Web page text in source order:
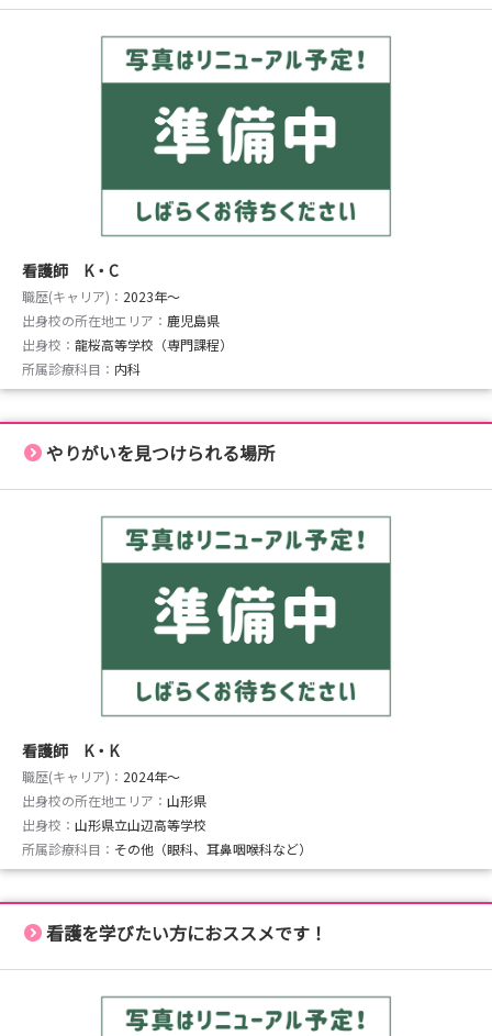
看護師 K・C
職歴(キャリア)： 2023年〜
出身校の所在地エリア： 鹿児島県
出身校： 龍桜高等学校（専門課程）
所属診療科目： 内科
やりがいを見つけられる場所
看護師 K・K
職歴(キャリア)： 2024年〜
出身校の所在地エリア： 山形県
出身校： 山形県立山辺高等学校
所属診療科目： その他（眼科、耳鼻咽喉科など）
看護を学びたい方におススメです！